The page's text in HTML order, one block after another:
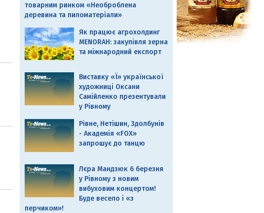
товарним ринком «Необроблена
деревина та пиломатеріали»
Як працює агрохолдинг
MENORAH: закупівля зерна
та міжнародний експорт
Виставку «Ї» української
художниці Оксани
Самійленко презентували
у Рівному
Рівне, Нетішин, Здолбунів
- Академія «FOX»
запрошує до танцю
Лєра Мандзюк 6 березня
у Рівному з новим
вибуховим концертом!
Буде весело і «з
перчиком»!